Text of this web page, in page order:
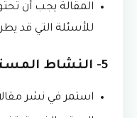
المقالة يجب أن
للأسئلة التي قد
5- النشاط المستمر
استمر في نشر